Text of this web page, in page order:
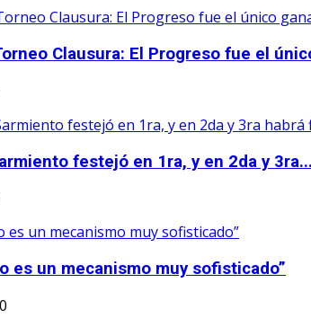
Clausura: El Progreso fue el
festejó en 1ra, y en 2da y 3ra...
es un mecanismo muy sofisticado”
0